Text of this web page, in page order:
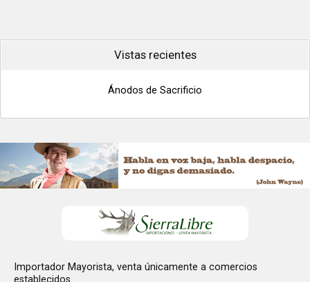
Vistas recientes
Ánodos de Sacrificio
Importador Mayorista, venta únicamente a comercios
establecidos